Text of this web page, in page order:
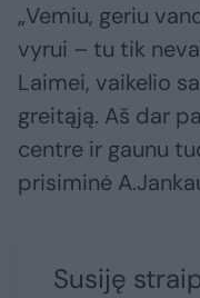
„Vemiu, geriu
vyrui – tu tik
Laimei, vaikelio
greitąją. Aš dar
centre ir gaunu
prisiminė
Susiję